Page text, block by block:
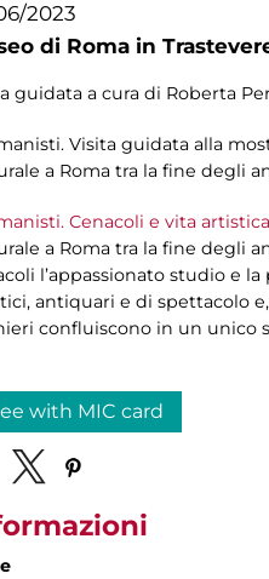
2023
di Roma in
guidata a cura di Roberta
Visita guidata alla
a Roma tra la fine degli
Cenacoli e vita
a Roma tra la fine degli
l’appassionato studio e
antiquari e di spettacolo
confluiscono in un unico
with MIC card